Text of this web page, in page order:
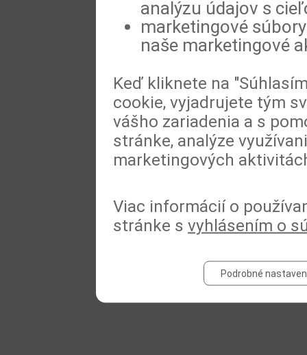
analýzu údajov s
marketingové
naše marketingové
Keď kliknete na
cookie, vyjadrujete tým
vášho zariadenia a s
stránke, analýze
marketingových
Viac informácií o
stránke s vyhlásením o
Podrobné